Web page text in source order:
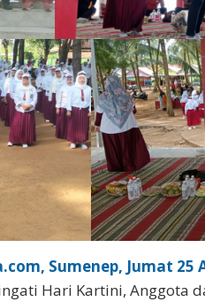
Sumenep, Jumat 25
Hari Kartini, Anggota